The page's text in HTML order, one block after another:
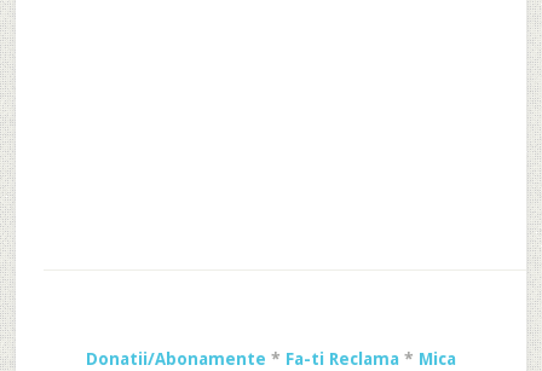
Donatii/Abonamente * Fa-ti Reclama * Mica